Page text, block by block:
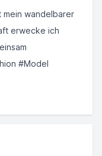
wandelbarer
erwecke ich
#Model